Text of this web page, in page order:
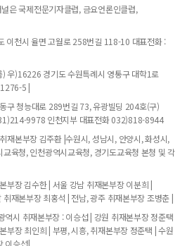
은 국제전문기자클럽, 금요언론인클럽,
이천시 율면 고월로 258번길 118-10 대표전화 :
우)16226 경기도 수원특례시 영통구 대학1로
5 |
구 청능대로 289번길 73, 유광빌딩 204호(구)
9978 인천지부 대표전화 032)818-8944
재본부장 김주환 |수원시, 성남시, 안양시, 화성시,
육청, 인천광역시교육청, 경기도교육청 본청 및 각
부장 김수한 | 서울 강남 취재본부장 이분희 |
재본부장 최홍석 | 전남, 광주 취재본부장 조병춘 |
역시 취재본부장 : 이승섭 | 강원 취재본부장 정준택
부장 최인희 | 부평, 시흥, 취재본부장 정준택 | 수원